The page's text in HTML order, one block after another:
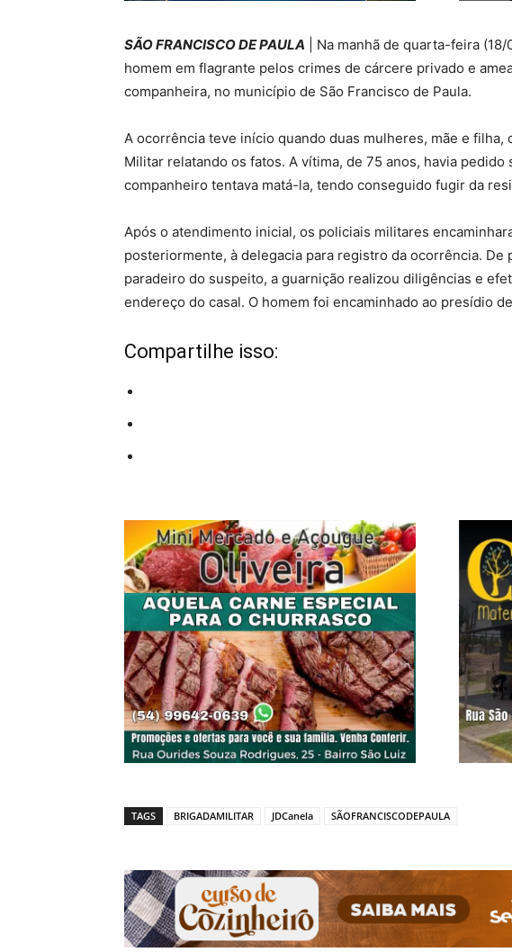
SÃO FRANCISCO DE PAULA | Na manhã de quarta-feira
homem em flagrante pelos crimes de cárcere privado e
companheira, no município de São Francisco de Paula.
A ocorrência teve início quando duas mulheres, mãe e filha,
Militar relatando os fatos. A vítima, de 75 anos, havia
companheiro tentava matá-la, tendo conseguido fugir da
Após o atendimento inicial, os policiais militares
posteriormente, à delegacia para registro da ocorrência. De
paradeiro do suspeito, a guarnição realizou diligências e
endereço do casal. O homem foi encaminhado ao presídio
Compartilhe isso:
TAGS BRIGADAMILITAR JDCanela SÃOFRANCISCODEPAULA